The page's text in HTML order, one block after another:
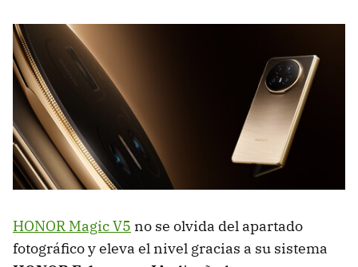
HONOR Magic V5 no se olvida del apartado
fotográfico y eleva el nivel gracias a su sistema